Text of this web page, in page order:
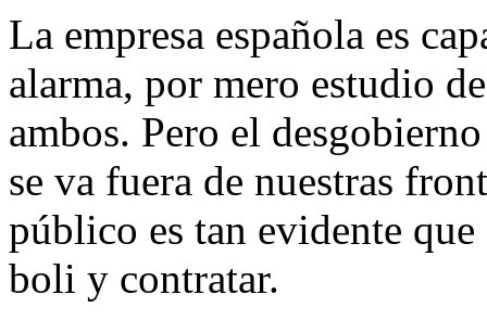
La empresa española es
alarma, por mero estudio
ambos. Pero el
se va fuera de nuestras
público es tan evidente
boli y contratar.